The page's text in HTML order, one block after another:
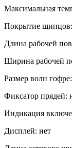
Максимальная
Покрытие щипцов:
Длина рабочей
Ширина рабочей
Размер волн
Фиксатор прядей:
Индикация
Дисплей: нет